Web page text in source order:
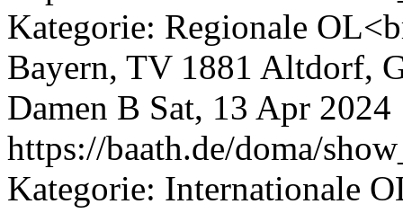
Kategorie: Regionale
Bayern, TV 1881 Altdorf,
Damen B Sat, 13 Apr
https://baath.de/doma/
Kategorie: Internationale